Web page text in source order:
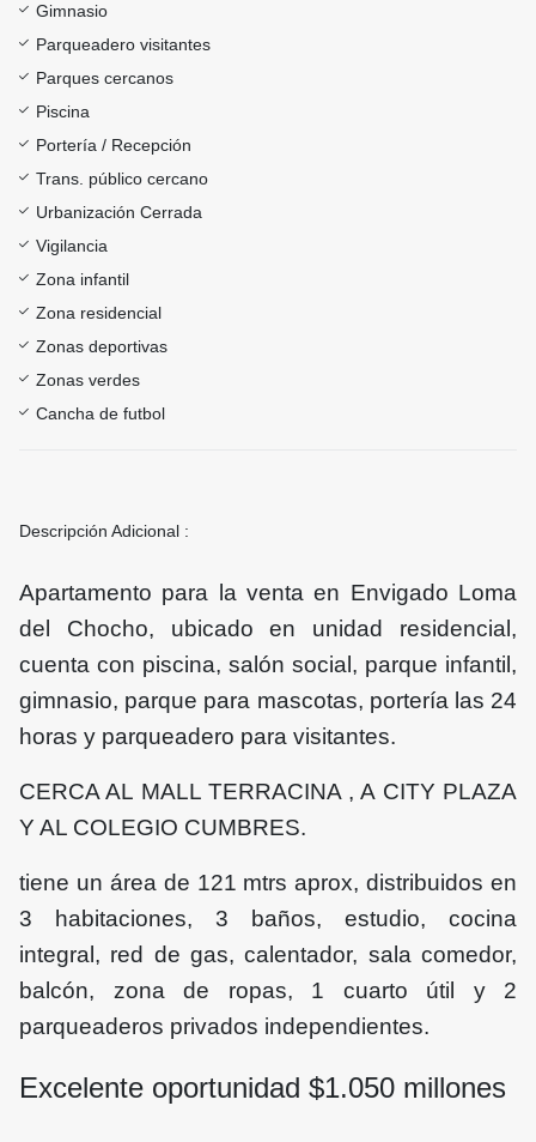
Gimnasio
Parqueadero visitantes
Parques cercanos
Piscina
Portería / Recepción
Trans. público cercano
Urbanización Cerrada
Vigilancia
Zona infantil
Zona residencial
Zonas deportivas
Zonas verdes
Cancha de futbol
Descripción Adicional :
Apartamento para la venta en Envigado Loma
del Chocho, ubicado en unidad residencial,
cuenta con piscina, salón social, parque infantil,
gimnasio, parque para mascotas, portería las 24
horas y parqueadero para visitantes.
CERCA AL MALL TERRACINA , A CITY PLAZA
Y AL COLEGIO CUMBRES.
tiene un área de 121 mtrs aprox, distribuidos en
3 habitaciones, 3 baños, estudio, cocina
integral, red de gas, calentador, sala comedor,
balcón, zona de ropas, 1 cuarto útil y 2
parqueaderos privados independientes.
Excelente oportunidad $1.050 millones